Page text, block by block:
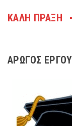
ΚΑΛΗ ΠΡΑΞΗ
ΑΡΩΓΌΣ ΈΡΓΟΥ